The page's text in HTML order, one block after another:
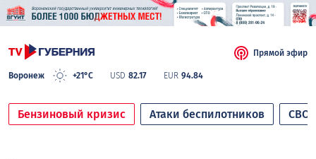
Воронеж +21°C USD 82.17 EUR 94.84
Прямой эфир
Бензиновый кризис Атаки беспилотников СВО